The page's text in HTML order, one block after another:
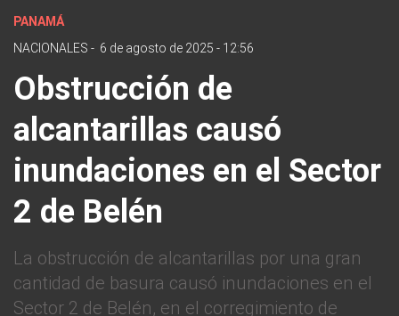
PANAMÁ
NACIONALES - 6 de agosto de 2025 - 12:56
Obstrucción de
alcantarillas causó
inundaciones en el Sector
2 de Belén
La obstrucción de alcantarillas por una gran
cantidad de basura causó inundaciones en el
Sector 2 de Belén, en el corregimiento de